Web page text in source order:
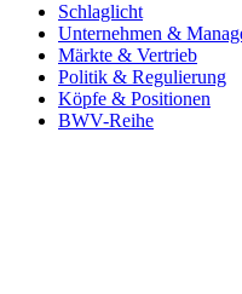
Schlaglicht
Unternehmen &
Märkte & Vertrieb
Politik & Regulierung
Köpfe & Positionen
BWV-Reihe